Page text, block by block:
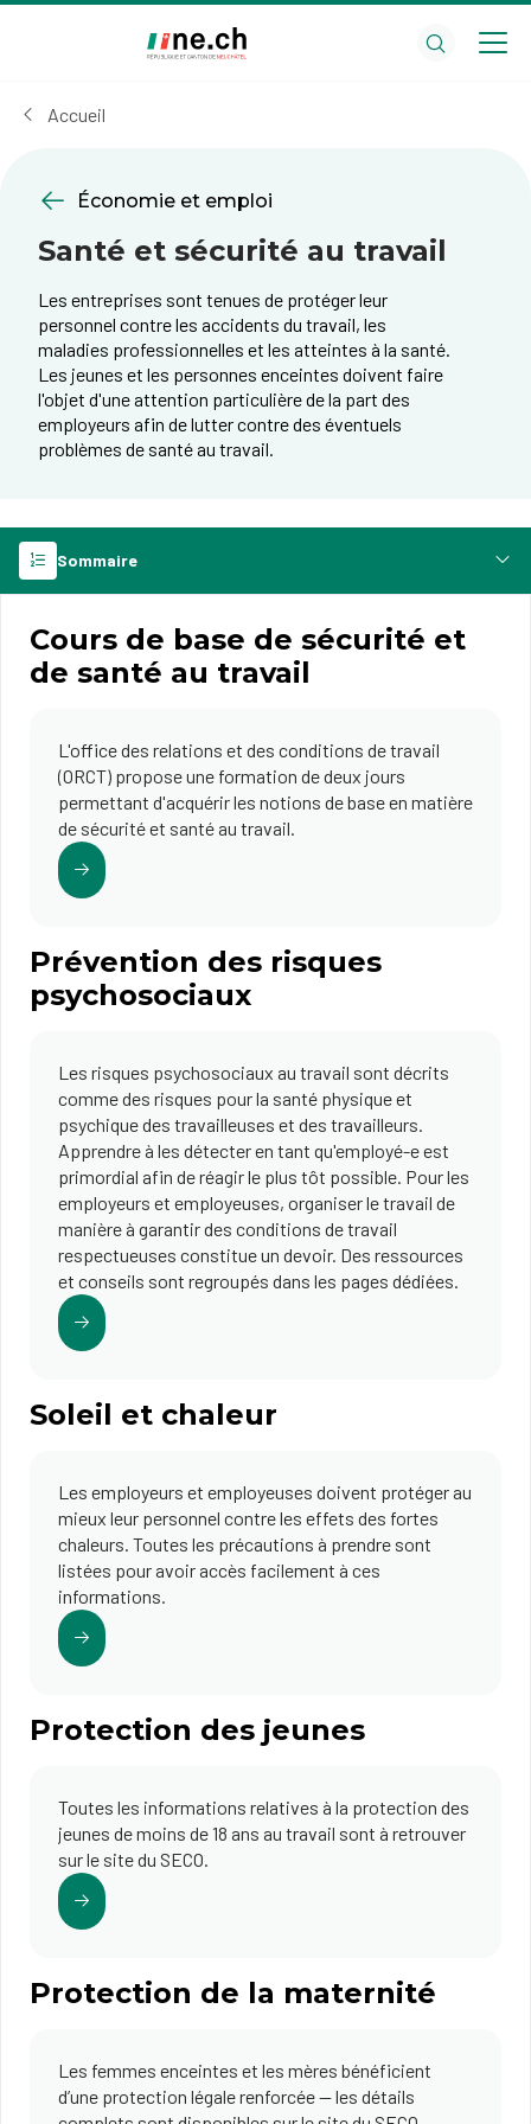
cookies
Accueil
Économie et emploi
Santé et sécurité au travail
Les entreprises sont tenues de protéger leur
personnel contre les accidents du travail, les
maladies professionnelles et les atteintes à la santé.
Les jeunes et les personnes enceintes doivent faire
l'objet d'une attention particulière de la part des
employeurs afin de lutter contre des éventuels
problèmes de santé au travail.
Sommaire
Cours de base de sécurité et
de santé au travail
L'office des relations et des conditions de travail
(ORCT) propose une formation de deux jours
permettant d'acquérir les notions de base en matière
de sécurité et santé au travail.
Prévention des risques
psychosociaux
​​​​​​​​​​​​​​​​Les risques psychosociaux au travail sont décrits
comme des risques pour la santé physique et
psychique des travailleuses et des travailleurs.
Apprendre à les détecter en tant qu'employé-e est
primordial afin de réagir le plus tôt possible. Pour les
employeurs et employeuses, organiser le travail de
manière à garantir des conditions de travail
respectueuses constitue un devoir. Des ressources
et conseils sont regroupés dans les pages dédiées.
Soleil et chaleur
Les employeurs et employeuses doivent protéger au
mieux leur personnel contre les effets des fortes
chaleurs. Toutes les précautions à prendre sont
listées pour avoir accès facilement à ces
informations.
Protection des jeunes
Toutes les informations relatives à la protection des
jeunes de moins de 18 ans au travail sont à retrouver
sur le site du SECO.
Protection de la maternité
Les femmes enceintes et les mères bénéficient
d’une protection légale renforcée — les détails